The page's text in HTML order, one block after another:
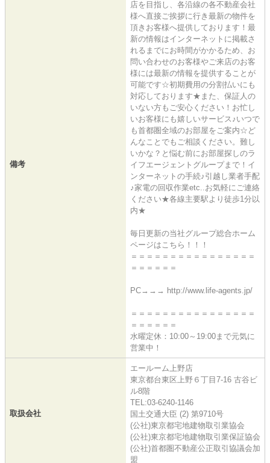
備考
店を目指し、各沿線の各不動産会社
様へ直接ご挨拶に行き最新の物件を
頂きお客様へ提供しております！最
新の情報はインターネットに掲載さ
れるまでにお時間がかかるため、お
問い合わせのお客様やご来店のお客
様には最新の情報を提供することが
可能です☆初期費用の分割払いにも
対応しております★また、保証人の
いない方もご安心ください！お忙し
いお客様にも嬉しいサービス♪いつで
も首都圏全域のお部屋をご案内☆ど
んなことでもご相談ください。難し
いかな？と悩む前にお部屋探しのラ
イフエージェントグループまで！イ
ンターネットの手続♪引越し業者手配
♪家電の回収作業etc..お気軽にご連絡
ください★各線主要駅より徒歩1分以
内★
毎日更新の当社グループ総合ホーム
ページはこちら！！！
＝＝＝＝＝＝＝＝＝＝＝＝＝＝＝＝
＝＝＝＝＝＝
PC→→→ http://www.life-agents.jp/
＝＝＝＝＝＝＝＝＝＝＝＝＝＝＝＝
＝＝＝＝＝＝
水曜定休：10:00～19:00まで元気に
営業中！
取扱会社
エールーム上野店
東京都台東区上野６丁目7-16 古谷ビ
ル8階
TEL:03-6240-1146
国土交通大臣 (2) 第9710号
(公社)東京都宅地建物取引業協会
(公社)東京都宅地建物取引業保証協会
(公社)首都圏不動産公正取引協議会加
盟